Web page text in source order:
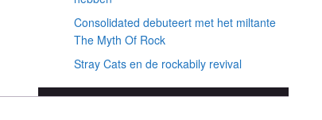
Consolidated debuteert met het miltante
The Myth Of Rock
Stray Cats en de rockabily revival